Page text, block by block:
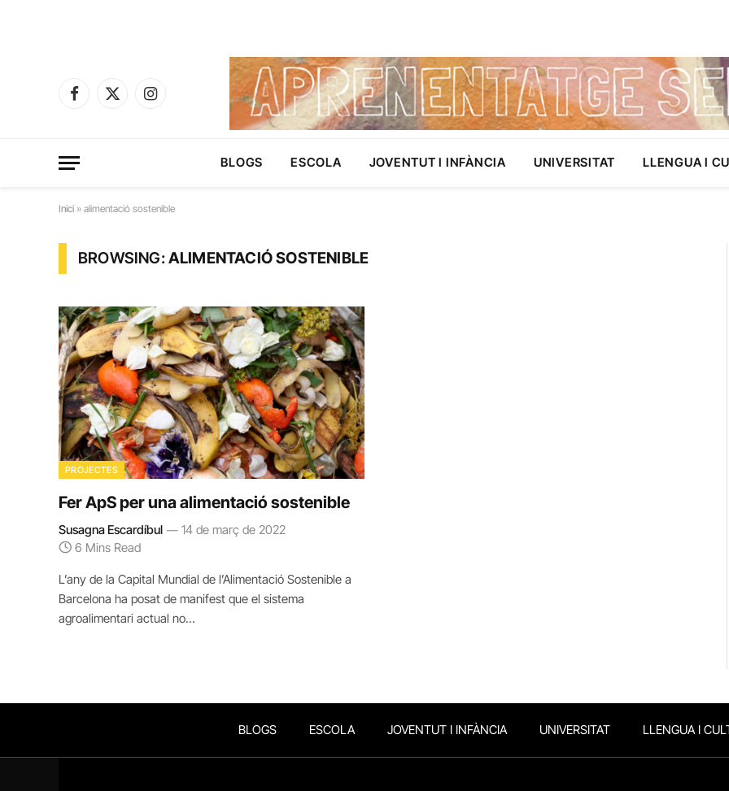
Facebook
X
Instagram
BLOGS ESCOLA JOVENTUT I INFÀNCIA UNIVERSITAT LLENGUA I
Inici » alimentació sostenible
BROWSING:ALIMENTACIÓ SOSTENIBLE
PROJECTES
Fer ApS per una alimentació sostenible
Susagna Escardíbul
14 de març de 2022
6 Mins Read
L’any de la Capital Mundial de l’Alimentació Sostenible a
Barcelona ha posat de manifest que el sistema
agroalimentari actual no…
BLOGS ESCOLA JOVENTUT I INFÀNCIA UNIVERSITAT LLENGUA I